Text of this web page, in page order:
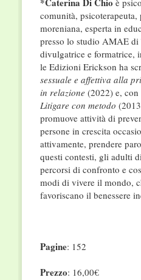
è
comunità, psicoterapeuta,
moreniana, esperta in
presso lo studio AMAE di
divulgatrice e formatrice,
le Edizioni Erickson ha
sessuale e affettiva alla
in relazione (2022) e,
Litigare con metodo
promuove attività di
persone in crescita
attivamente, prendere
questi contesti, gli adulti
percorsi di confronto e
modi di vivere il mondo,
favoriscano il benessere
Pagine: 152
Prezzo: 16,00€